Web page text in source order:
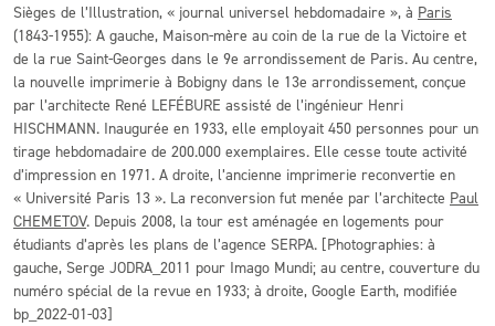
Sièges de l’Illustration, « journal universel hebdomadaire », à Paris
(1843-1955): A gauche, Maison-mère au coin de la rue de la Victoire et
de la rue Saint-Georges dans le 9e arrondissement de Paris. Au centre,
la nouvelle imprimerie à Bobigny dans le 13e arrondissement, conçue
par l’architecte René LEFÉBURE assisté de l’ingénieur Henri
HISCHMANN. Inaugurée en 1933, elle employait 450 personnes pour un
tirage hebdomadaire de 200.000 exemplaires. Elle cesse toute activité
d’impression en 1971. A droite, l’ancienne imprimerie reconvertie en
« Université Paris 13 ». La reconversion fut menée par l’architecte Paul
CHEMETOV. Depuis 2008, la tour est aménagée en logements pour
étudiants d’après les plans de l’agence SERPA. [Photographies: à
gauche, Serge JODRA_2011 pour Imago Mundi; au centre, couverture du
numéro spécial de la revue en 1933; à droite, Google Earth, modifiée
bp_2022-01-03]